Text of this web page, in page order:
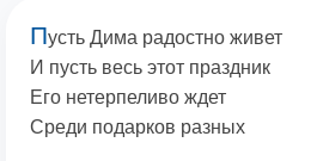
Пусть Дима радостно живет
И пусть весь этот праздник
Его нетерпеливо ждет
Среди подарков разных